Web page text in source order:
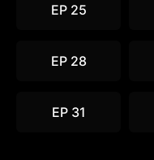
EP 25
EP 28
EP 31